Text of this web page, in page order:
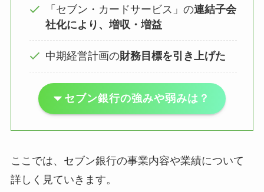
「セブン・カードサービス」の連結子会
社化により、増収・増益
中期経営計画の財務目標を引き上げた
セブン銀行の強みや弱みは？
ここでは、セブン銀行の事業内容や業績について
詳しく見ていきます。